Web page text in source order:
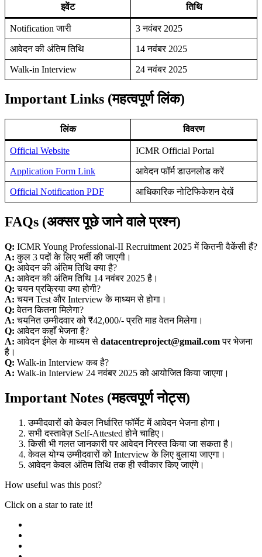
इवेंट तिथि
Notification जारी 3 नवंबर 2025
आवेदन की अंतिम तिथि 14 नवंबर 2025
Walk-in Interview 24 नवंबर 2025
Important Links (महत्वपूर्ण लिंक)
लिंक विवरण
Official Website ICMR Official Portal
Application Form Link आवेदन फॉर्म डाउनलोड करें
Official Notification PDF आधिकारिक नोटिफिकेशन देखें
FAQs (अक्सर पूछे जाने वाले प्रश्न)
Q: ICMR Young Professional-II Recruitment 2025 में कितनी वैकेंसी हैं?
A: कुल 3 पदों के लिए भर्ती की जाएगी।
Q: आवेदन की अंतिम तिथि क्या है?
A: आवेदन की अंतिम तिथि 14 नवंबर 2025 है।
Q: चयन प्रक्रिया क्या होगी?
A: चयन Test और Interview के माध्यम से होगा।
Q: वेतन कितना मिलेगा?
A: चयनित उम्मीदवार को ₹42,000/- प्रति माह वेतन मिलेगा।
Q: आवेदन कहाँ भेजना है?
A: आवेदन ईमेल के माध्यम से datacentreproject@gmail.comपर भेजना
है।
Q: Walk-in Interview कब है?
A: Walk-in Interview 24 नवंबर 2025 को आयोजित किया जाएगा।
Important Notes (महत्वपूर्ण नोट्स)
उम्मीदवारों को केवल निर्धारित फॉर्मेट में आवेदन भेजना होगा।
सभी दस्तावेज़ Self-Attested होने चाहिए।
किसी भी गलत जानकारी पर आवेदन निरस्त किया जा सकता है।
केवल योग्य उम्मीदवारों को Interview के लिए बुलाया जाएगा।
आवेदन केवल अंतिम तिथि तक ही स्वीकार किए जाएंगे।
How useful was this post?
Click on a star to rate it!